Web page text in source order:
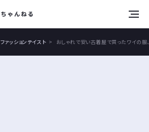
ファッションテイスト おしゃれで安い古着屋で買ったワイの